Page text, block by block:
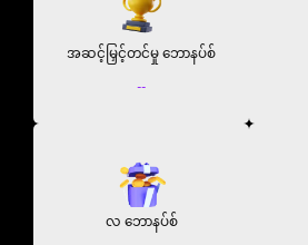
အဆင့်မြှင့်တင်မှု ဘောနပ်စ်
--
လ ဘောနပ်စ်